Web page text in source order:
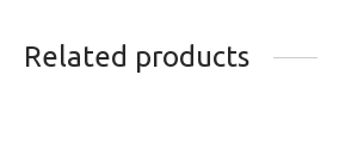
Related products